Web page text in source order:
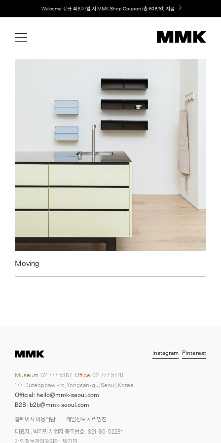
content
Welcome! 신규 회원가입 시 MMK Shop Coupon (총 60만원) 지급
Moving
홈페이지 이용약관
개인정보 처리방침
대표자 : 박기민 사업자 등록번호 : 821-86-02281
개인정보관리책임자 : 박기민
Museum.02. 777. 5887 Office.02. 777. 5778
177, Duteopbawi-ro, Yongsan-gu, Seoul, Korea
Official : hello@mmk-seoul.com
B2B : b2b@mmk-seoul.com
Instagram Pinterest